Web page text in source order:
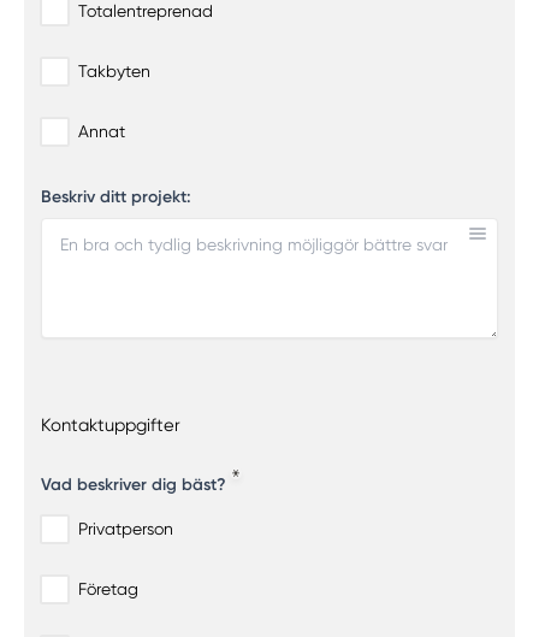
Totalentreprenad
Takbyten
Annat
Beskriv ditt projekt:
Kontaktuppgifter
Vad beskriver dig bäst?
Privatperson
Företag